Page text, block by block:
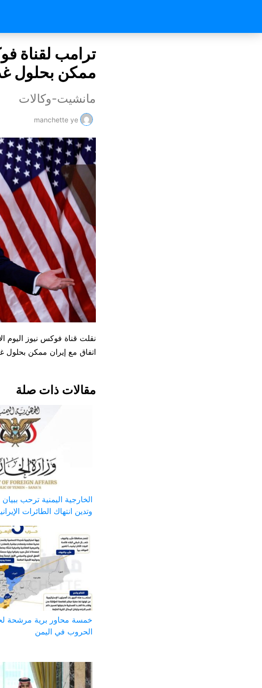
ترامب لقناة
ممكن بحلول غد
مانشيت-وكالات
manchette ye
نقلت قناة ‌فوكس نيوز ​اليوم
⁠اتفاق مع ​إيران ​ممكن ⁠بحلول
مقالات ذات صلة
الخارجية اليمنية ترحب
وتدين انتهاك الطائرات
خمسة محاور برية مرشحة
الحروب في اليمن